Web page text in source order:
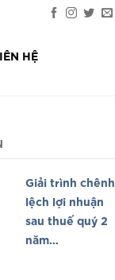
HỆ
Giải trình chênh
lệch lợi nhuận
sau thuế quý 2
năm